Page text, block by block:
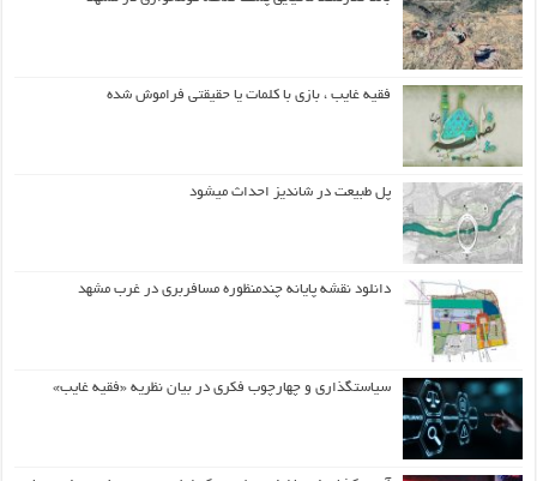
فقیه غایب ، بازی با کلمات یا حقیقتی فراموش شده
پل طبیعت در شاندیز احداث میشود
دانلود نقشه پایانه چندمنظوره مسافربری در غرب مشهد
سیاستگذاری و چهارچوب فکری در بیان نظریه «فقیه غایب»